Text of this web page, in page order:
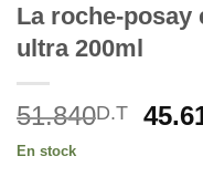
La roche-posay
ultra 200ml
51.840D.T
Le
En stock